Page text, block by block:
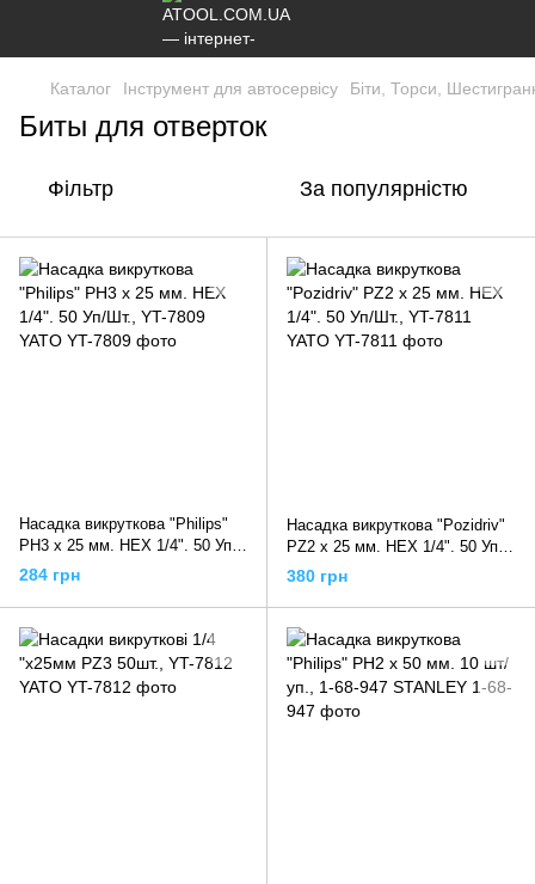
Каталог Інструмент для автосервісу Біти, Торси,
Биты для отверток
Фільтр За популярністю
Насадка викруткова "Philips"
PH3 x 25 мм. HEX 1/4". 50 Уп/
Шт., YT-7809 YATO
284 грн
Насадка викруткова "Pozidriv"
PZ2 x 25 мм. HEX 1/4". 50 Уп/
Шт., YT-7811 YATO
380 грн